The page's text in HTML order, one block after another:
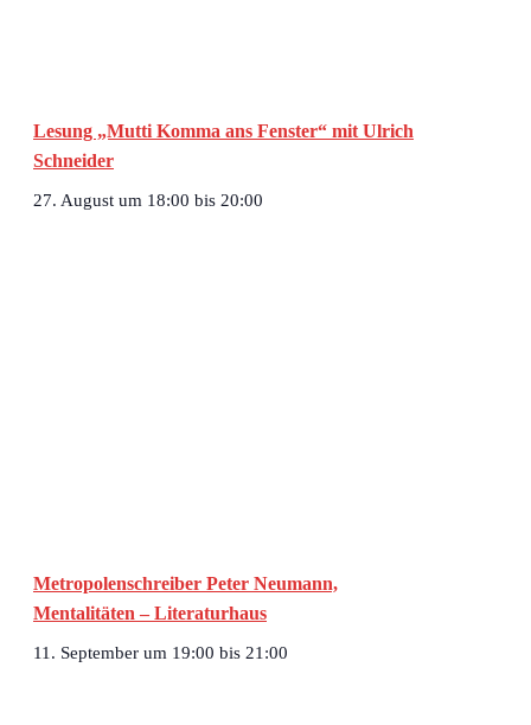
Lesung „Mutti Komma ans Fenster“ mit Ulrich
Schneider
27. August um 18:00 bis 20:00
Metropolenschreiber Peter Neumann,
Mentalitäten – Literaturhaus
11. September um 19:00 bis 21:00